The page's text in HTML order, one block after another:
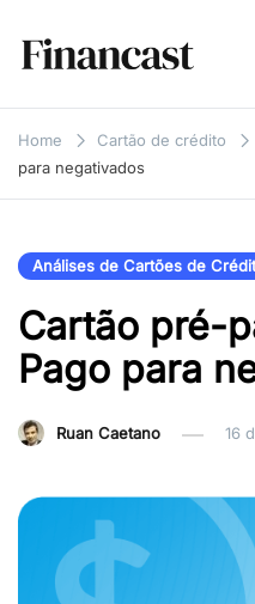
Financast
empréstimos,
as nossas
resenhas de
serviços
financeiros.
Home Cartão de crédito
para negativados
Análises de Cartões de
Cartão pré-
Pago para
Ruan Caetano 16